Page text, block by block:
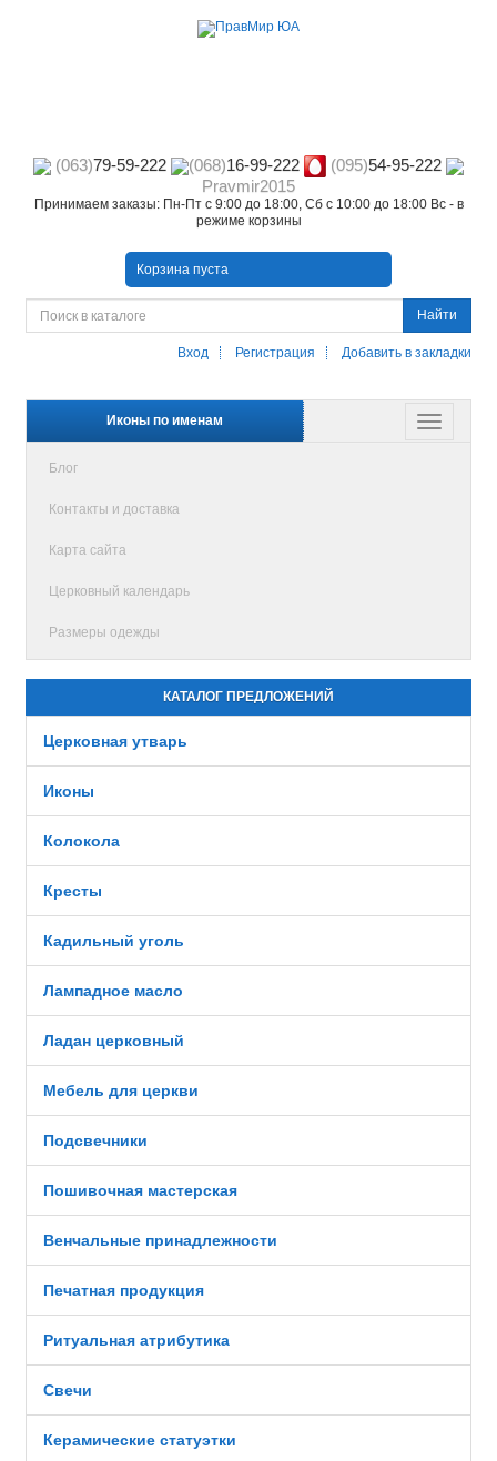
(063)79-59-222 (068)16-99-222 (095)54-95-222
Pravmir2015
Принимаем заказы: Пн-Пт с 9:00 до 18:00, Сб с 10:00 до 18:00 Вс - в
режиме корзины
Корзина пуста
Найти
Вход Регистрация Добавить в закладки
Иконы по именам
Блог
Контакты и доставка
Карта сайта
Церковный календарь
Размеры одежды
КАТАЛОГ ПРЕДЛОЖЕНИЙ
Церковная утварь
Иконы
Колокола
Кресты
Кадильный уголь
Лампадное масло
Ладан церковный
Мебель для церкви
Подсвечники
Пошивочная мастерская
Венчальные принадлежности
Печатная продукция
Ритуальная атрибутика
Свечи
Керамические статуэтки